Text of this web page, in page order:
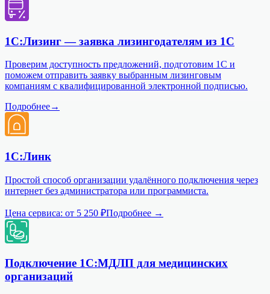
1С:Лизинг — заявка лизингодателям из 1С
Проверим доступность предложений, подготовим 1С и
поможем отправить заявку выбранным лизинговым
компаниям с квалифицированной электронной подписью.
Подробнее→
1С:Линк
Простой способ организации удалённого подключения через
интернет без администратора или программиста.
Цена сервиса: от 5 250 ₽Подробнее →
Подключение 1С:МДЛП для медицинских
организаций